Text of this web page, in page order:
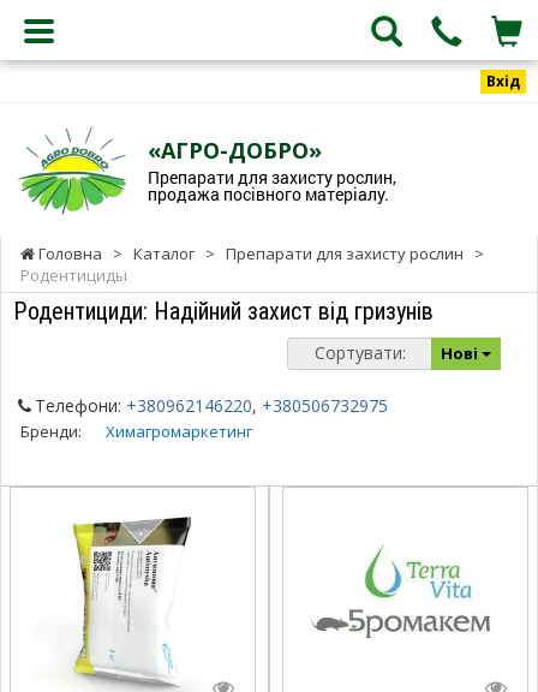
Вхід
«АГРО-ДОБРО»
Препарати для захисту рослин,
продажа посівного матеріалу.
Головна > Каталог > Препарати для захисту рослин
>
Родентициды
Родентициди: Надійний захист від гризунів
Сортувати: Нові
Телефони: +380962146220, +380506732975
Бренди: Химагромаркетинг